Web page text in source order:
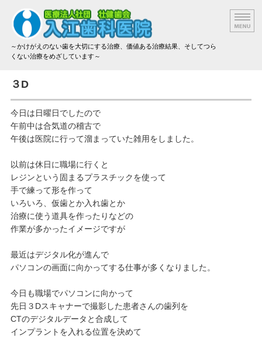
～かけがえのない歯を大切にする治療、価値ある治療結果、そしてつら
くない治療をめざしています～
院長挨拶
設備と技術
治療方法と材料
治療費のご案内
３D
今日は日曜日でしたので
午前中は合気道の稽古で
午後は医院に行って溜まっていた雑用をしました。
以前は休日に職場に行くと
レジンという固まるプラスチックを使って
手で練って形を作って
いろいろ、仮歯とか入れ歯とか
治療に使う道具を作ったりなどの
作業が多かったイメージですが
最近はデジタル化が進んで
パソコンの画面に向かってする仕事が多くなりました。
今日も職場でパソコンに向かって
先日３Dスキャナーで撮影した患者さんの歯列を
CTのデジタルデータと合成して
インプラントを入れる位置を決めて